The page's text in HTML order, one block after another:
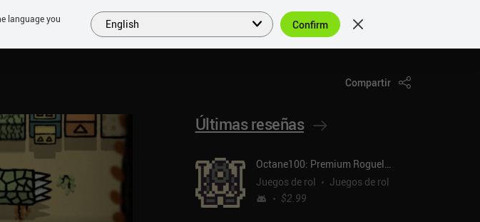
COLECCIONES TOP ES
Compartir
Últimas reseñas
Octane100: Premium Roguelike
Juegos de rol
Juegos de rol
$2.99
language you
English Confirm